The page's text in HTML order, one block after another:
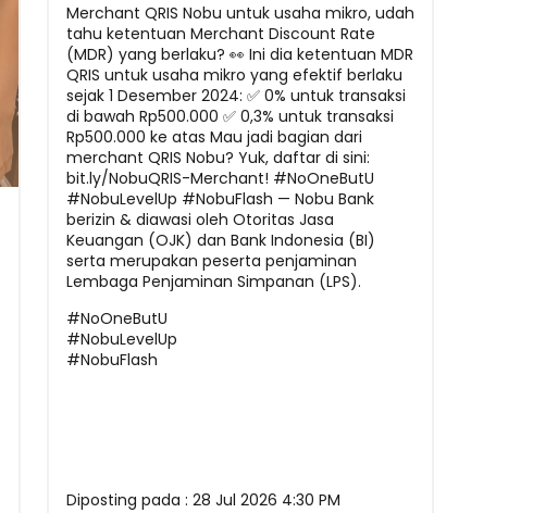
Merchant QRIS Nobu untuk usaha mikro, udah
tahu ketentuan Merchant Discount Rate
(MDR) yang berlaku? 👀 Ini dia ketentuan MDR
QRIS untuk usaha mikro yang efektif berlaku
sejak 1 Desember 2024: ✅ 0% untuk transaksi
di bawah Rp500.000 ✅ 0,3% untuk transaksi
Rp500.000 ke atas Mau jadi bagian dari
merchant QRIS Nobu? Yuk, daftar di sini:
bit.ly/NobuQRIS-Merchant! #NoOneButU
#NobuLevelUp #NobuFlash — Nobu Bank
berizin & diawasi oleh Otoritas Jasa
Keuangan (OJK) dan Bank Indonesia (BI)
serta merupakan peserta penjaminan
Lembaga Penjaminan Simpanan (LPS).
#NoOneButU
#NobuLevelUp
#NobuFlash
Diposting pada : 28 Jul 2026 4:30 PM